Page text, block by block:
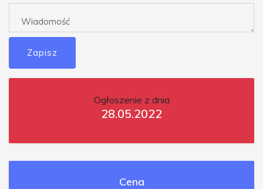
Zapisz
Ogłoszenie z dnia
28.05.2022
Cena